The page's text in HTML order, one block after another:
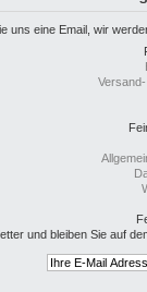
uns eine Email, wir
und bleiben Sie auf